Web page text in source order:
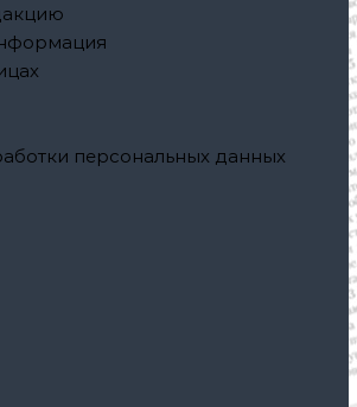
персональных данных